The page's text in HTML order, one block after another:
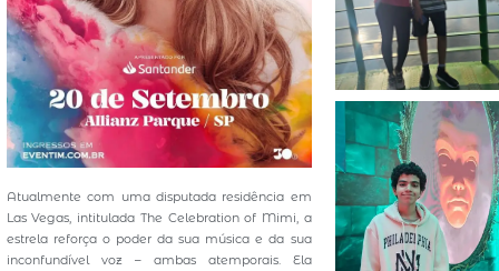
Atualmente com uma disputada residência em
Las Vegas, intitulada The Celebration of Mimi, a
estrela reforça o poder da sua música e da sua
inconfundível voz – ambas atemporais. Ela